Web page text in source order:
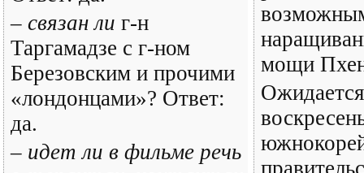
– связан ли г-н
Таргамадзе с г-ном
Березовским и прочими
«лондонцами»? Ответ:
да.
– идет ли в фильме речь
мощи